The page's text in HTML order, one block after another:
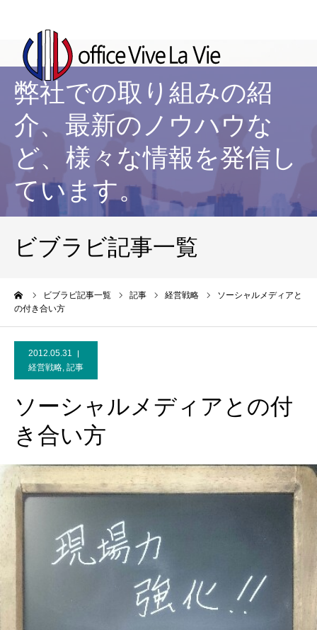
弊社での取り組みの紹
介、最新のノウハウな
ど、様々な情報を発信し
ています。
ビブラビ記事一覧
ビブラビ記事一覧 記事 経営戦略
ソーシャルメディアと
の付き合い方
2012.05.31
経営戦略, 記事
ソーシャルメディアとの付
き合い方